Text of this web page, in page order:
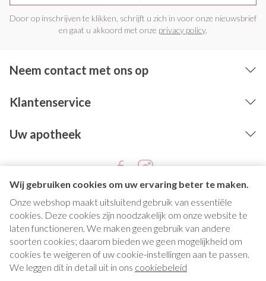
Wij gebruiken cookies om uw ervaring beter te maken.
Onze webshop maakt uitsluitend gebruik van essentiële
cookies. Deze cookies zijn noodzakelijk om onze website te
laten functioneren. We maken geen gebruik van andere
soorten cookies; daarom bieden we geen mogelijkheid om
cookies te weigeren of uw cookie-instellingen aan te passen.
We leggen dit in detail uit in ons cookiebeleid
Door op inschrijven te klikken, schrijft u zich in voor onze nieuwsbrief
en gaat u akkoord met onze privacy policy.
Neem contact met ons op
Klantenservice
Uw apotheek
Juridische links